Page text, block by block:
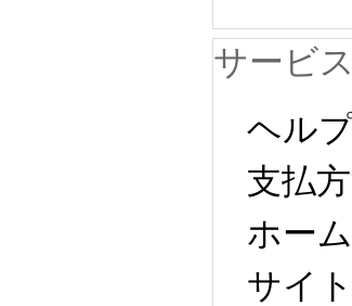
サービ
ヘル
支払
ホーム
サイ